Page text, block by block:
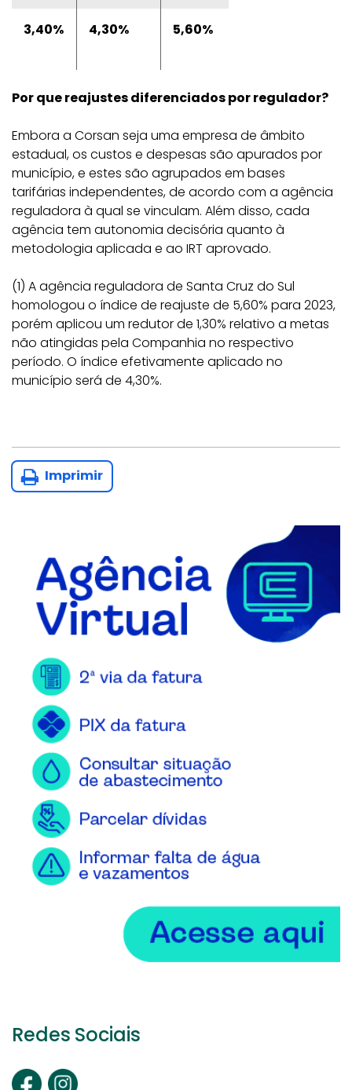
3,40% 4,30% 5,60%
Por que reajustes diferenciados por regulador?
Embora a Corsan seja uma empresa de âmbito
estadual, os custos e despesas são apurados por
município, e estes são agrupados em bases
tarifárias independentes, de acordo com a agência
reguladora à qual se vinculam. Além disso, cada
agência tem autonomia decisória quanto à
metodologia aplicada e ao IRT aprovado.
(1) A agência reguladora de Santa Cruz do Sul
homologou o índice de reajuste de 5,60% para 2023,
porém aplicou um redutor de 1,30% relativo a metas
não atingidas pela Companhia no respectivo
período. O índice efetivamente aplicado no
município será de 4,30%.
Imprimir
Redes Sociais